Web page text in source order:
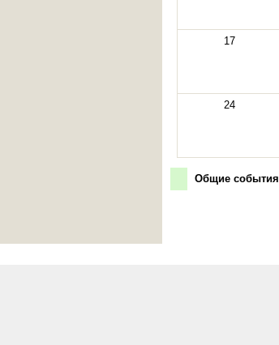
17
24
Общие события